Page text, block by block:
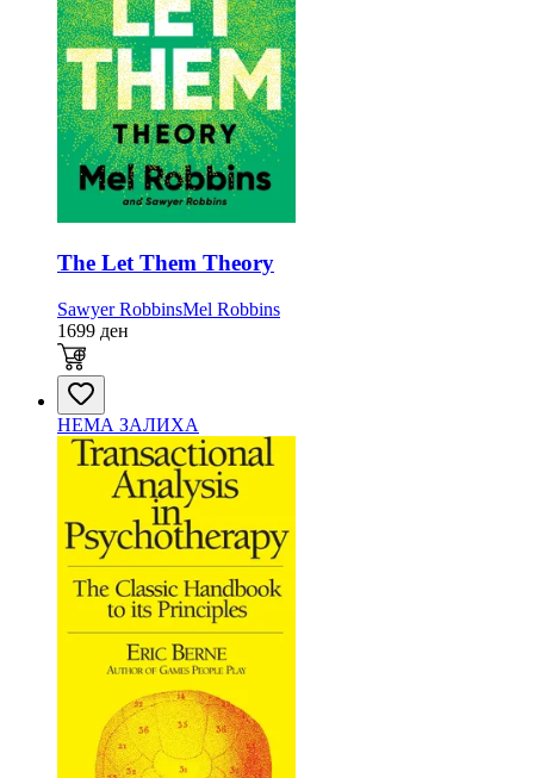
The Let Them Theory
Sawyer RobbinsMel Robbins
1699 ден
НЕМА ЗАЛИХА